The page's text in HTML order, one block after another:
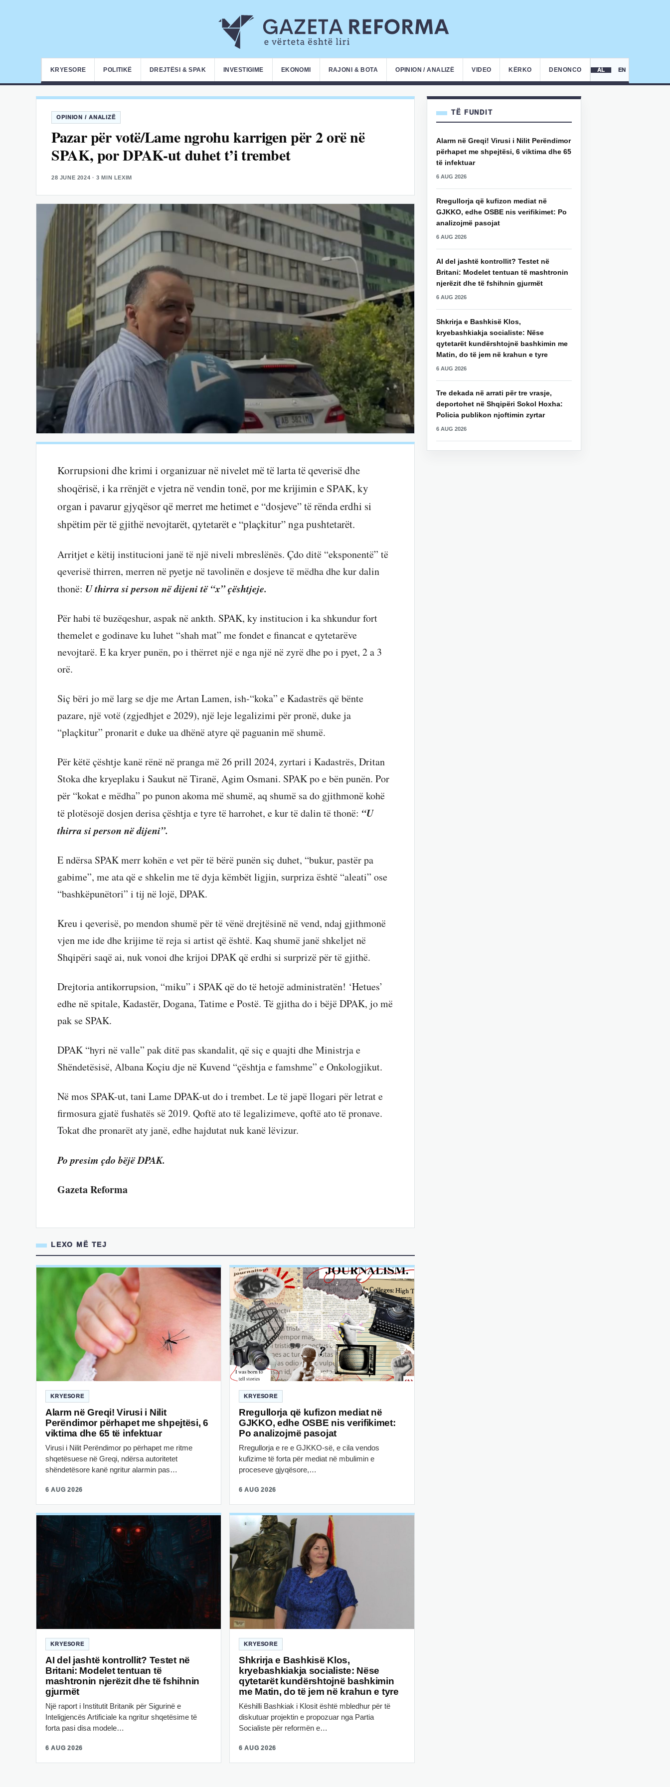
KRYESORE POLITIKË DREJTËSI & SPAK INVESTIGIME EKONOMI RAJONI & BOTA OPINION / ANALIZË VIDEO KËRKO DENONCO AL EN
OPINION / ANALIZË
Pazar për votë/Lame ngrohu karrigen për 2 orë në
SPAK, por DPAK-ut duhet t’i trembet
28 JUNE 2024 · 3 MIN LEXIM
Korrupsioni dhe krimi i organizuar në nivelet më të larta të qeverisë dhe
shoqërisë, i ka rrënjët e vjetra në vendin tonë, por me krijimin e SPAK, ky
organ i pavarur gjyqësor që merret me hetimet e “dosjeve” të rënda erdhi si
shpëtim për të gjithë nevojtarët, qytetarët e “plaçkitur” nga pushtetarët.
Arritjet e këtij institucioni janë të një niveli mbreslënës. Çdo ditë “eksponentë” të
qeverisë thirren, merren në pyetje në tavolinën e dosjeve të mëdha dhe kur dalin
thonë: U thirra si person në dijeni të “x” çështjeje.
Për habi të buzëqeshur, aspak në ankth. SPAK, ky institucion i ka shkundur fort
themelet e godinave ku luhet “shah mat” me fondet e financat e qytetarëve
nevojtarë. E ka kryer punën, po i thërret një e nga një në zyrë dhe po i pyet, 2 a 3
orë.
Siç bëri jo më larg se dje me Artan Lamen, ish-“koka” e Kadastrës që bënte
pazare, një votë (zgjedhjet e 2029), një leje legalizimi për pronë, duke ja
“plaçkitur” pronarit e duke ua dhënë atyre që paguanin më shumë.
Për këtë çështje kanë rënë në pranga më 26 prill 2024, zyrtari i Kadastrës, Dritan
Stoka dhe kryeplaku i Saukut në Tiranë, Agim Osmani. SPAK po e bën punën. Por
për “kokat e mëdha” po punon akoma më shumë, aq shumë sa do gjithmonë kohë
të plotësojë dosjen derisa çështja e tyre të harrohet, e kur të dalin të thonë: “U
thirra si person në dijeni”.
E ndërsa SPAK merr kohën e vet për të bërë punën siç duhet, “bukur, pastër pa
gabime”, me ata që e shkelin me të dyja këmbët ligjin, surpriza është “aleati” ose
“bashkëpunëtori” i tij në lojë, DPAK.
Kreu i qeverisë, po mendon shumë për të vënë drejtësinë në vend, ndaj gjithmonë
vjen me ide dhe krijime të reja si artist që është. Kaq shumë janë shkeljet në
Shqipëri saqë ai, nuk vonoi dhe krijoi DPAK që erdhi si surprizë për të gjithë.
Drejtoria antikorrupsion, “miku” i SPAK që do të hetojë administratën! ‘Hetues’
edhe në spitale, Kadastër, Dogana, Tatime e Postë. Të gjitha do i bëjë DPAK, jo më
pak se SPAK.
DPAK “hyri në valle” pak ditë pas skandalit, që siç e quajti dhe Ministrja e
Shëndetësisë, Albana Koçiu dje në Kuvend “çështja e famshme” e Onkologjikut.
Në mos SPAK-ut, tani Lame DPAK-ut do i trembet. Le të japë llogari për letrat e
firmosura gjatë fushatës së 2019. Qoftë ato të legalizimeve, qoftë ato të pronave.
Tokat dhe pronarët aty janë, edhe hajdutat nuk kanë lëvizur.
Po presim çdo bëjë DPAK.
Gazeta Reforma
LEXO MË TEJ
KRYESORE
Alarm në Greqi! Virusi i Nilit
Perëndimor përhapet me shpejtësi, 6
viktima dhe 65 të infektuar
Virusi i Nilit Perëndimor po përhapet me ritme
shqetësuese në Greqi, ndërsa autoritetet
shëndetësore kanë ngritur alarmin pas…
6 AUG 2026
KRYESORE
Rregullorja që kufizon mediat në
GJKKO, edhe OSBE nis verifikimet:
Po analizojmë pasojat
Rregullorja e re e GJKKO-së, e cila vendos
kufizime të forta për mediat në mbulimin e
proceseve gjyqësore,…
6 AUG 2026
KRYESORE
AI del jashtë kontrollit? Testet në
Britani: Modelet tentuan të
mashtronin njerëzit dhe të fshihnin
gjurmët
Një raport i Institutit Britanik për Sigurinë e
Inteligjencës Artificiale ka ngritur shqetësime të
forta pasi disa modele…
6 AUG 2026
KRYESORE
Shkrirja e Bashkisë Klos,
kryebashkiakja socialiste: Nëse
qytetarët kundërshtojnë bashkimin
me Matin, do të jem në krahun e tyre
Këshilli Bashkiak i Klosit është mbledhur për të
diskutuar projektin e propozuar nga Partia
Socialiste për reformën e…
6 AUG 2026
TË FUNDIT
Alarm në Greqi! Virusi i Nilit Perëndimor
përhapet me shpejtësi, 6 viktima dhe 65
të infektuar
6 AUG 2026
Rregullorja që kufizon mediat në
GJKKO, edhe OSBE nis verifikimet: Po
analizojmë pasojat
6 AUG 2026
AI del jashtë kontrollit? Testet në
Britani: Modelet tentuan të mashtronin
njerëzit dhe të fshihnin gjurmët
6 AUG 2026
Shkrirja e Bashkisë Klos,
kryebashkiakja socialiste: Nëse
qytetarët kundërshtojnë bashkimin me
Matin, do të jem në krahun e tyre
6 AUG 2026
Tre dekada në arrati për tre vrasje,
deportohet në Shqipëri Sokol Hoxha:
Policia publikon njoftimin zyrtar
6 AUG 2026